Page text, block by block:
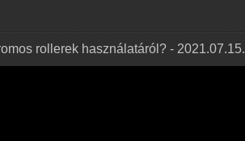
rollerek használatáról? - 2021.07.15.